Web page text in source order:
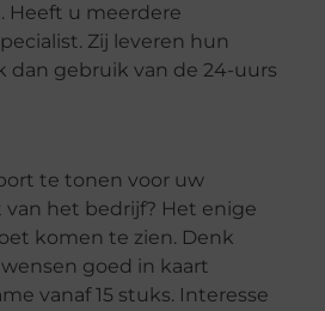
. Heeft u meerdere
Zij leveren hun
dan gebruik van de 24-uurs
te tonen voor uw
van het bedrijf? Het enige
komen te zien. Denk
goed in kaart
vanaf 15 stuks. Interesse